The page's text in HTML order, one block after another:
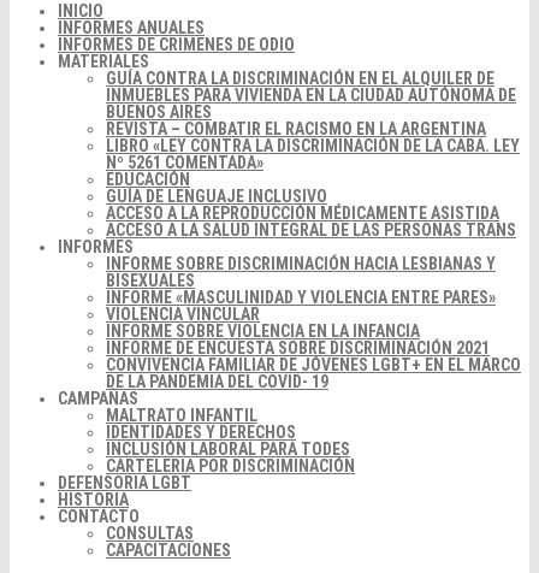
INICIO
INFORMES ANUALES
INFORMES DE CRIMENES DE ODIO
MATERIALES
GUÍA CONTRA LA DISCRIMINACIÓN EN EL ALQUILER DE
INMUEBLES PARA VIVIENDA EN LA CIUDAD AUTÓNOMA DE
BUENOS AIRES
REVISTA – COMBATIR EL RACISMO EN LA ARGENTINA
LIBRO «LEY CONTRA LA DISCRIMINACIÓN DE LA CABA. LEY
Nº 5261 COMENTADA»
EDUCACIÓN
GUÍA DE LENGUAJE INCLUSIVO
ACCESO A LA REPRODUCCIÓN MÉDICAMENTE ASISTIDA
ACCESO A LA SALUD INTEGRAL DE LAS PERSONAS TRANS
INFORMES
INFORME SOBRE DISCRIMINACIÓN HACIA LESBIANAS Y
BISEXUALES
INFORME «MASCULINIDAD Y VIOLENCIA ENTRE PARES»
VIOLENCIA VINCULAR
INFORME SOBRE VIOLENCIA EN LA INFANCIA
INFORME DE ENCUESTA SOBRE DISCRIMINACIÓN 2021
CONVIVENCIA FAMILIAR DE JÓVENES LGBT+ EN EL MARCO
DE LA PANDEMIA DEL COVID- 19
CAMPAÑAS
MALTRATO INFANTIL
IDENTIDADES Y DERECHOS
INCLUSIÓN LABORAL PARA TODES
CARTELERIA POR DISCRIMINACIÓN
DEFENSORIA LGBT
HISTORIA
CONTACTO
CONSULTAS
CAPACITACIONES